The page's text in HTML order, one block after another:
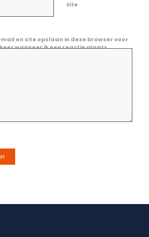
Site
en site opslaan in deze browser voor
wanneer ik een reactie plaats.